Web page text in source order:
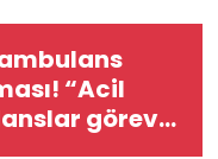
ambulans
“Acil
görev